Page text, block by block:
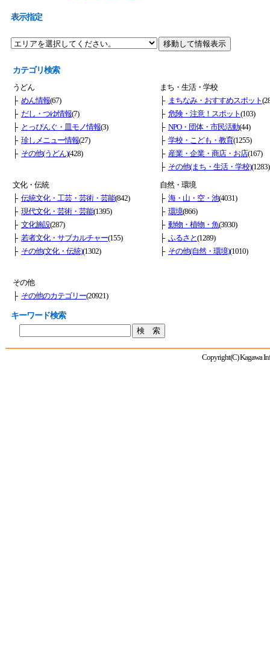
表示指定
カテゴリ検索
うどん
├ めん情報(67)
├ だし・つゆ情報(7)
├ とっぴんぐ・皿モノ情報(3)
├ 珍しメニュー情報(27)
├ その他(うどん)(428)
まち・生活・学校
├ まちなみ・おすすめスポット
├ 危険・注意！スポット(103)
├ NPO・団体・市民活動(44)
├ 学校・こども・教育(1255)
├ 産業・企業・商店・お店(167)
├ その他(まち・生活・学校)(1283)
文化・伝統
├ 伝統文化・工芸・芸術・芸能(842)
├ 現代文化・芸術・芸能(1395)
├ 文化施設(287)
├ 若者文化・サブカルチャー(155)
├ その他(文化・伝統)(1302)
自然・環境
├ 海・山・空・池(4031)
├ 環境(866)
├ 動物・植物・魚(3930)
├ ふるさと(1289)
├ その他(自然・環境)(1010)
その他
├ その他のカテゴリー(20921)
キーワード検索
Copyright(C) Kagawa